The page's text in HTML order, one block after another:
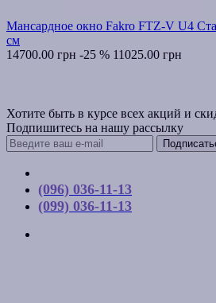
Мансардное окно Fakro FTZ-V U4
см
14700.00 грн -25 % 11025.00 грн
Хотите быть в курсе всех акций и
Подпишитесь на нашу рассылку
(096) 036-11-13
(099) 036-11-13